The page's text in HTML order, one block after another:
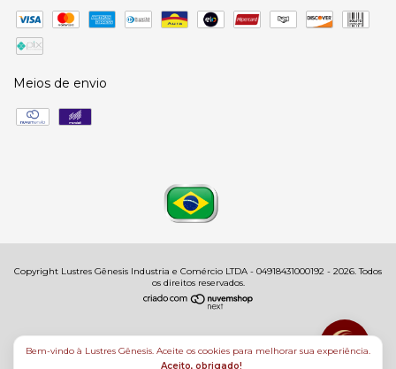
Bem-vindo à Lustres Gênesis. Aceite os cookies para melhorar sua experiência.
Aceito, obrigado!
Meios de envio
Copyright Lustres Gênesis Industria e Comércio LTDA - 04918431000192 - 2026. Todos
os direitos reservados.